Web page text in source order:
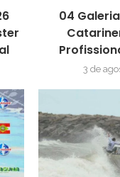
04
3 de